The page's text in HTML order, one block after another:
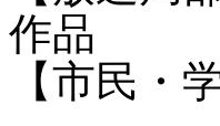
作品
【市民・